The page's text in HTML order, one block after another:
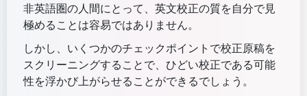
非英語圏の人間にとって、英文校正の質を自分で見
極めることは容易ではありません。
しかし、いくつかのチェックポイントで校正原稿を
スクリーニングすることで、ひどい校正である可能
性を浮かび上がらせることができるでしょう。